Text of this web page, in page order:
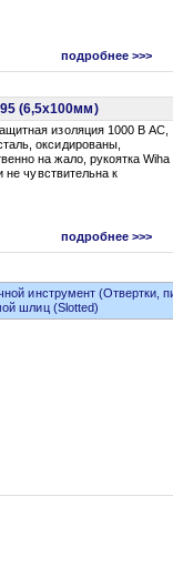
подробнее >>>
(6,5х100мм)
изоляция 1000 В АС,
оксидированы,
на жало, рукоятка Wiha
чувствительна к
подробнее >>>
инструмент (Отвертки,
шлиц (Slotted)